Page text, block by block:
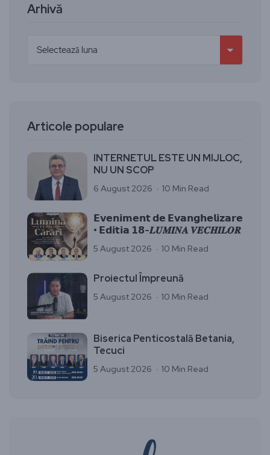
Arhivă
Articole populare
INTERNETUL ESTE UN MIJLOC,
NU UN SCOP
6 August 2026 10 Min Read
𝗘𝘃𝗲𝗻𝗶𝗺𝗲𝗻𝘁 𝗱𝗲 𝗘𝘃𝗮𝗻𝗴𝗵𝗲𝗹𝗶𝘇𝗮𝗿𝗲
• 𝗘𝗱𝗶𝘁𝗶𝗮 𝟭𝟴-𝑳𝑼𝑴𝑰𝑵𝑨 𝑽𝑬𝑪𝑯𝑰𝑳𝑶𝑹
5 August 2026 10 Min Read
Proiectul Împreună
5 August 2026 10 Min Read
Biserica Penticostală Betania,
Tecuci
5 August 2026 10 Min Read